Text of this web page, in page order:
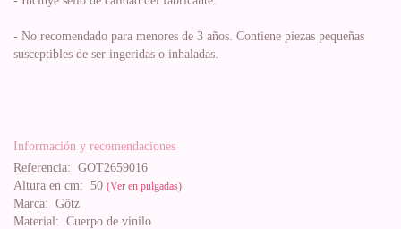
- No recomendado para menores de 3 años. Contiene piezas pequeñas
susceptibles de ser ingeridas o inhaladas.
Información y recomendaciones
Referencia: GOT2659016
Altura en cm: 50 (Ver en pulgadas)
Marca: Götz
Material: Cuerpo de vinilo